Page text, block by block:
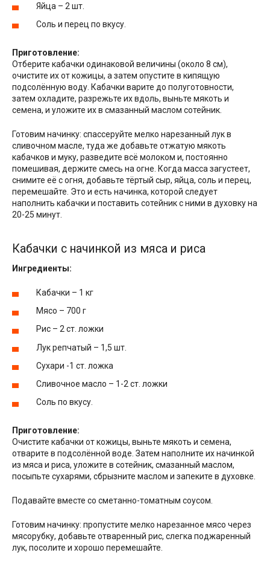
Яйца – 2 шт.
Соль и перец по вкусу.
Приготовление:
Отберите кабачки одинаковой величины (около 8 см),
очистите их от кожицы, а затем опустите в кипящую
подсолённую воду. Кабачки варите до полуготовности,
затем охладите, разрежьте их вдоль, выньте мякоть и
семена, и уложите их в смазанный маслом сотейник.
Готовим начинку: спассеруйте мелко нарезанный лук в
сливочном масле, туда же добавьте отжатую мякоть
кабачков и муку, разведите всё молоком и, постоянно
помешивая, держите смесь на огне. Когда масса загустеет,
снимите её с огня, добавьте тёртый сыр, яйца, соль и перец,
перемешайте. Это и есть начинка, которой следует
наполнить кабачки и поставить сотейник с ними в духовку на
20-25 минут.
Кабачки с начинкой из мяса и риса
Ингредиенты:
Кабачки – 1 кг
Мясо – 700 г
Рис – 2 ст. ложки
Лук репчатый – 1,5 шт.
Сухари -1 ст. ложка
Сливочное масло – 1-2 ст. ложки
Соль по вкусу.
Приготовление:
Очистите кабачки от кожицы, выньте мякоть и семена,
отварите в подсолённой воде. Затем наполните их начинкой
из мяса и риса, уложите в сотейник, смазанный маслом,
посыпьте сухарями, сбрызните маслом и запеките в духовке.
Подавайте вместе со сметанно-томатным соусом.
Готовим начинку: пропустите мелко нарезанное мясо через
мясорубку, добавьте отваренный рис, слегка поджаренный
лук, посолите и хорошо перемешайте.